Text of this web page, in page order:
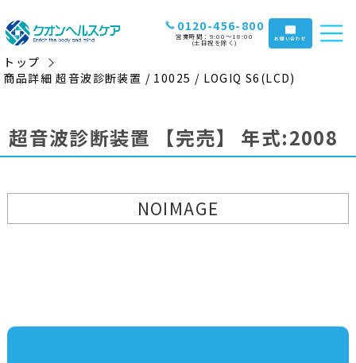
0120-456-800
営業時間：9:00〜18:00
(土日祝を除く) お問い合わせ
トップ
商品詳細 超音波診断装置 / 10025 / LOGIQ S6(LCD)
超音波診断装置 【完売】 年式:2008
NOIMAGE